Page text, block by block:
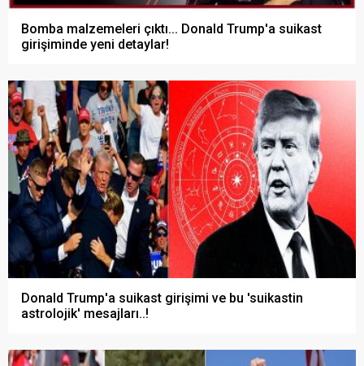
Bomba malzemeleri çıktı... Donald Trump'a suikast
girişiminde yeni detaylar!
Donald Trump'a suikast girişimi ve bu 'suikastin
astrolojik' mesajları..!